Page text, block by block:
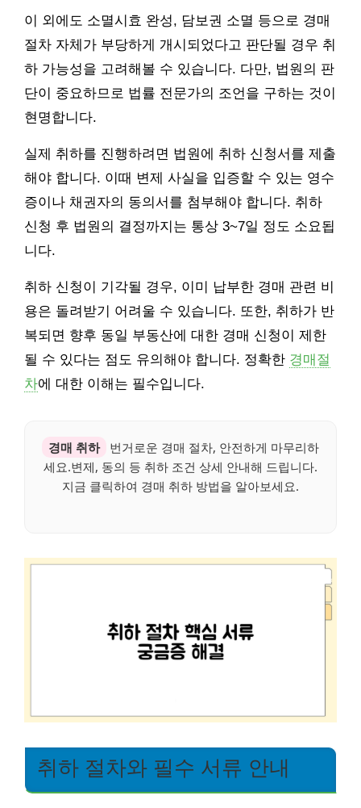
이 외에도 소멸시효 완성, 담보권 소멸 등으로 경매
절차 자체가 부당하게 개시되었다고 판단될 경우 취
하 가능성을 고려해볼 수 있습니다. 다만, 법원의 판
단이 중요하므로 법률 전문가의 조언을 구하는 것이
현명합니다.
실제 취하를 진행하려면 법원에 취하 신청서를 제출
해야 합니다. 이때 변제 사실을 입증할 수 있는 영수
증이나 채권자의 동의서를 첨부해야 합니다. 취하
신청 후 법원의 결정까지는 통상 3~7일 정도 소요됩
니다.
취하 신청이 기각될 경우, 이미 납부한 경매 관련 비
용은 돌려받기 어려울 수 있습니다. 또한, 취하가 반
복되면 향후 동일 부동산에 대한 경매 신청이 제한
될 수 있다는 점도 유의해야 합니다. 정확한 경매절
차에 대한 이해는 필수입니다.
경매 취하
번거로운 경매 절차, 안전하게 마무리하
세요.변제, 동의 등 취하 조건 상세 안내해 드립니다.
지금 클릭하여 경매 취하 방법을 알아보세요.
취하 절차와 필수 서류 안내